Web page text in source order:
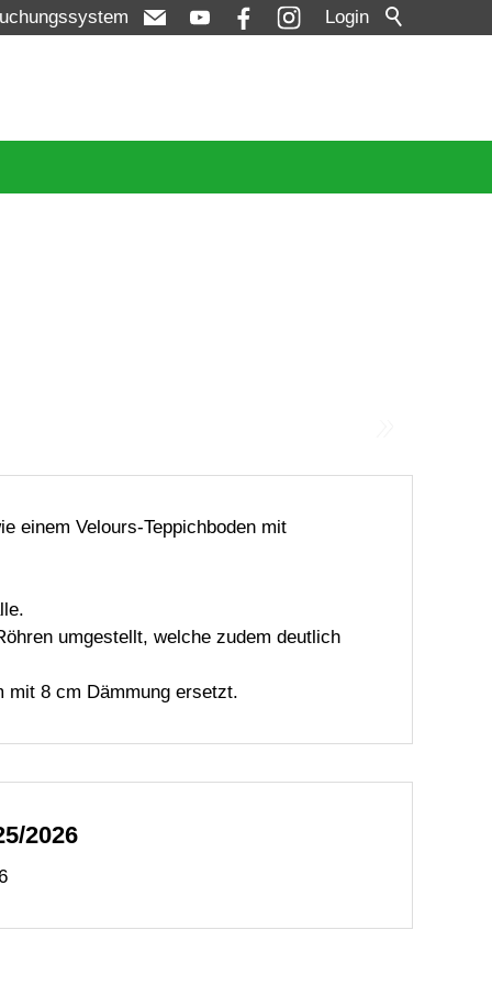
Login
einem Velours-Teppichboden mit
umgestellt, welche zudem deutlich
mit 8 cm Dämmung ersetzt.
2026